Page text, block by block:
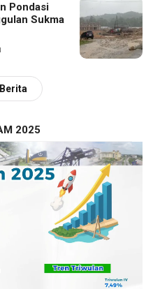
Pondasi
Sukma
2025